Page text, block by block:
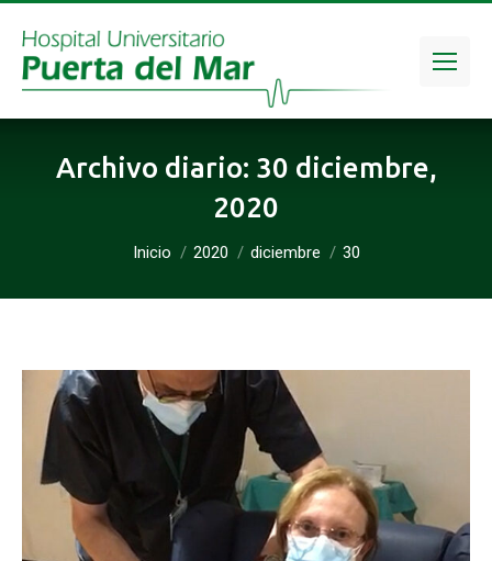
Archivo diario: 30 diciembre,
2020
Inicio 2020 diciembre 30